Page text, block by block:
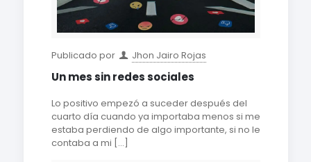
Publicado por Jhon Jairo Rojas
Un mes sin redes sociales
Lo positivo empezó a suceder después del
cuarto día cuando ya importaba menos si me
estaba perdiendo de algo importante, si no le
contaba a mi […]